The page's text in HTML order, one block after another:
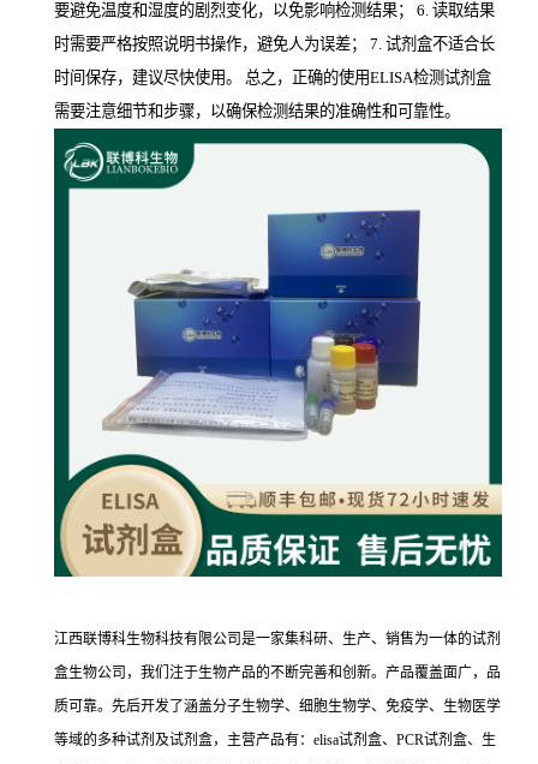
要避免温度和湿度的剧烈变化，以免影响检测结果； 6. 读取结果
时需要严格按照说明书操作，避免人为误差； 7. 试剂盒不适合长
时间保存，建议尽快使用。 总之，正确的使用ELISA检测试剂盒
需要注意细节和步骤，以确保检测结果的准确性和可靠性。
江西联博科生物科技有限公司是一家集科研、生产、销售为一体的试剂
盒生物公司，我们注于生物产品的不断完善和创新。产品覆盖面广，品
质可靠。先后开发了涵盖分子生物学、细胞生物学、免疫学、生物医学
等域的多种试剂及试剂盒，主营产品有：elisa试剂盒、PCR试剂盒、生